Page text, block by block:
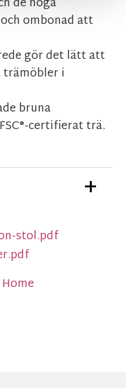
ombonad att
gör det lätt att
trämöbler i
bruna
certifierat trä.
stol.pdf